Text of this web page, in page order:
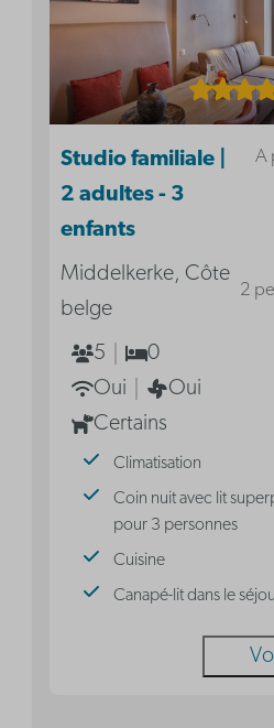
A
2
Studio familiale |
2 adultes - 3
enfants
Middelkerke, Côte
belge
5
0
Oui
Oui
Certains
Climatisation
Coin nuit avec lit
pour 3 personnes
Cuisine
Canapé-lit dans le